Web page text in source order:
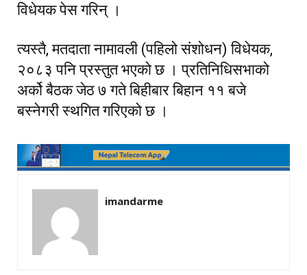
विधेयक पेस गरिन् ।
त्यस्तै, मतदाता नामावली (पहिलो संशोधन) विधेयक,
२०८३ पनि प्रस्तुत भएको छ । प्रतिनिधिसभाको
अर्को बैठक जेठ ७ गते बिहीबार बिहान ११ बजे
बस्नेगरी स्थगित गरिएको छ ।
imandarme